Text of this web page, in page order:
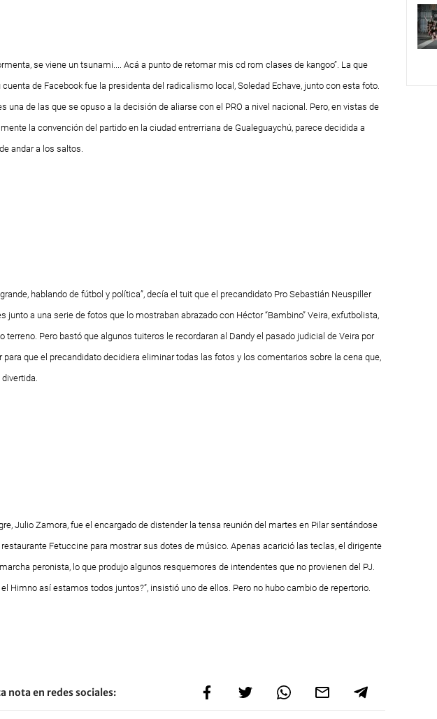
se viene un tsunami.... Acá a punto de retomar mis cd rom clases de kangoo”. La que
de Facebook fue la presidenta del radicalismo local, Soledad Echave, junto con esta foto.
una de las que se opuso a la decisión de aliarse con el PRO a nivel nacional. Pero, en vistas de
la convención del partido en la ciudad entrerriana de Gualeguaychú, parece decidida a
andar a los saltos.
hablando de fútbol y política”, decía el tuit que el precandidato Pro Sebastián Neuspiller
junto a una serie de fotos que lo mostraban abrazado con Héctor “Bambino” Veira, exfutbolista,
terreno. Pero bastó que algunos tuiteros le recordaran al Dandy el pasado judicial de Veira por
para que el precandidato decidiera eliminar todas las fotos y los comentarios sobre la cena que,
Julio Zamora, fue el encargado de distender la tensa reunión del martes en Pilar sentándose
Fetuccine para mostrar sus dotes de músico. Apenas acarició las teclas, el dirigente
peronista, lo que produjo algunos resquemores de intendentes que no provienen del PJ.
el Himno así estamos todos juntos?”, insistió uno de ellos. Pero no hubo cambio de repertorio.
nota en redes sociales: